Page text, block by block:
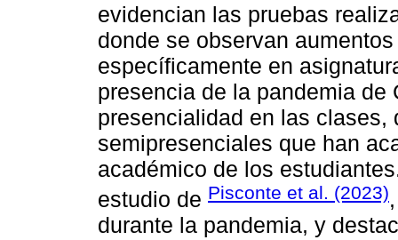
evidencian las pruebas
donde se observan
específicamente en
presencia de la pandemia de
presencialidad en las
semipresenciales que han
académico de los
estudio de Pisconte et al. (2023)
durante la pandemia, y